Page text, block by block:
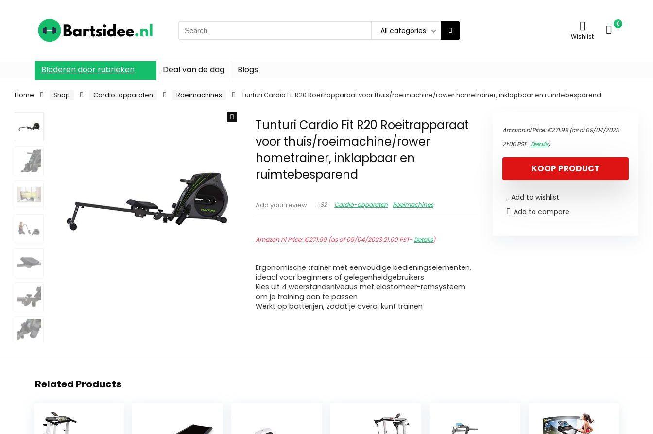
Search
for:
All categories
Wishlist
0
Bladeren door rubrieken Deal van de dag Blogs
Home Shop Cardio-apparaten Roeimachines Tunturi Cardio Fit R20 Roeitrapparaat voor thuis/roeimachine/rower hometrainer, inklapbaar en ruimtebesparend
Tunturi Cardio Fit R20 Roeitrapparaat
voor thuis/roeimachine/rower
hometrainer, inklapbaar en
ruimtebesparend
Add your review 32 Cardio-apparaten Roeimachines
Amazon.nl Price:€271.99(as of 09/04/2023 21:00 PST- Details)
Ergonomische trainer met eenvoudige bedieningselementen,
ideaal voor beginners of gelegenheidgebruikers
Kies uit 4 weerstandsniveaus met elastomeer-remsysteem
om je training aan te passen
Werkt op batterijen, zodat je overal kunt trainen
Amazon.nl Price:€271.99(as of 09/04/2023
21:00 PST-Details)
KOOP PRODUCT
Add to wishlist
Add to compare
Related Products